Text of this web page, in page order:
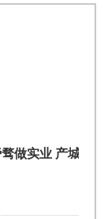
做实业 产城融